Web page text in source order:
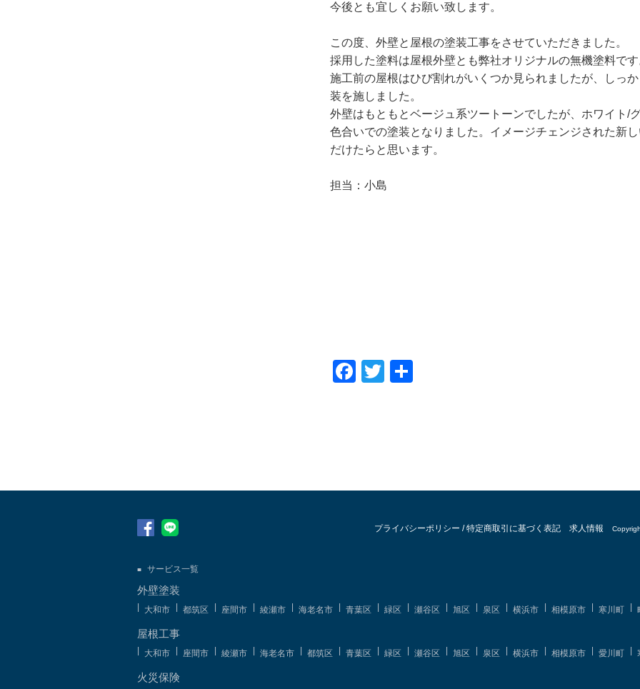
今後とも宜しくお願い致します。
この度、外壁と屋根の塗装工事をさせていただきました。
採用した塗料は屋根外壁とも弊社オリジナルの無機塗料です
施工前の屋根はひび割れがいくつか見られましたが、しっ
装を施しました。
外壁はもともとベージュ系ツートーンでしたが、ホワイト/
色合いでの塗装となりました。イメージチェンジされた新
だけたらと思います。
担当：小島
F
o
T
プライバシーポリシー /特定商取引に基づく表記 求人情報
サービス一覧
外壁塗装
大和市 都筑区 座間市 綾瀬市 海老名市 青葉区 緑区 瀬谷区 旭区 泉区 横浜市 相模原市 寒川町
屋根工事
大和市 座間市 綾瀬市 海老名市 都筑区 青葉区 緑区 瀬谷区 旭区 泉区 横浜市 相模原市 愛川町
火災保険